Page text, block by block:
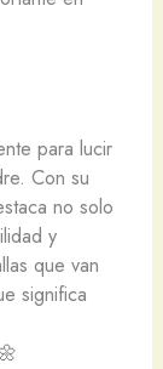
para lucir
Con su
no solo
y
que van
significa